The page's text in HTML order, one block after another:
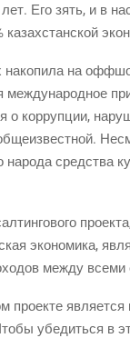
Его зять, и в
нако­пи­ла на
о кор­руп­ции,
наро­да
эко­но­ми­ка,
меж­ду
убе­дить­ся в